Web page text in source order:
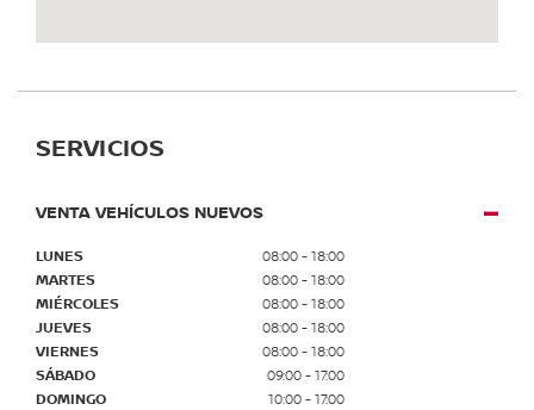
SERVICIOS
VENTA VEHÍCULOS NUEVOS
LUNES
08:00 - 18:00
MARTES
08:00 - 18:00
MIÉRCOLES
08:00 - 18:00
JUEVES
08:00 - 18:00
VIERNES
08:00 - 18:00
SÁBADO
09:00 - 17:00
DOMINGO
10:00 - 17:00